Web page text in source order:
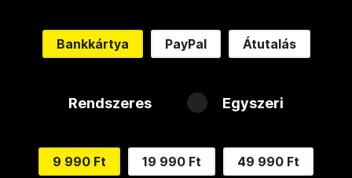
Bankkártya PayPal Átutalás
Rendszeres Egyszeri
9 990 Ft 19 990 Ft 49 990 Ft